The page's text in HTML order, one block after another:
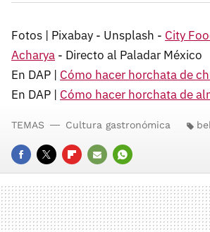
Fotos | Pixabay - Unsplash - City
Acharya - Directo al Paladar México
En DAP | Cómo hacer horchata de
En DAP | Cómo hacer horchata de
FACEBOOK
TWITTERFLIPBOARD
E-
MAIL
WHATSAPP
TEMAS Cultura gastronómica